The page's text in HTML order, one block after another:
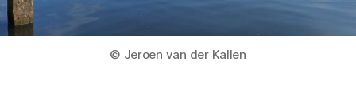
© Jeroen van der Kallen